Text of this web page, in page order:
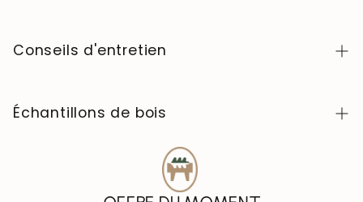
Conseils d'entretien
humide. Évitez tout contact avec des produits
de l’utiliser, nous vous conseillons de cirer la table avec
une cire naturelle pour le bois afin de former une fine
couche de protection pour éviter l'absorption de
liquides. Tous les autres meubles doivent être traités 1
Échantillons de bois
Pour acheter les échantillons de couleurs de bois de la
collection NordicStory, cliquezici